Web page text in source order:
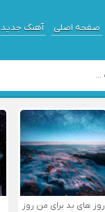
صفحه اصلی آهنگ جدید
روز های بد برای من روز